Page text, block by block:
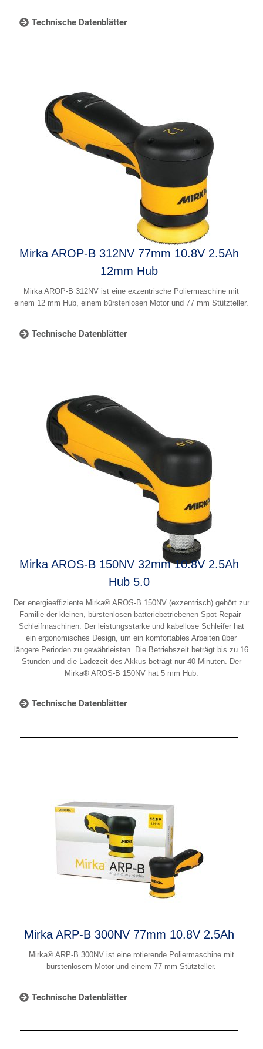
Technische Datenblätter
Mirka AROP-B 312NV 77mm 10.8V 2.5Ah
12mm Hub
Mirka AROP-B 312NV ist eine exzentrische Poliermaschine mit
einem 12 mm Hub, einem bürstenlosen Motor und 77 mm Stützteller.
Technische Datenblätter
Mirka AROS-B 150NV 32mm 10.8V 2.5Ah
Hub 5.0
Der energieeffiziente Mirka® AROS-B 150NV (exzentrisch) gehört zur
Familie der kleinen, bürstenlosen batteriebetriebenen Spot-Repair-
Schleifmaschinen. Der leistungsstarke und kabellose Schleifer hat
ein ergonomisches Design, um ein komfortables Arbeiten über
längere Perioden zu gewährleisten. Die Betriebszeit beträgt bis zu 16
Stunden und die Ladezeit des Akkus beträgt nur 40 Minuten. Der
Mirka® AROS-B 150NV hat 5 mm Hub.
Technische Datenblätter
Mirka ARP-B 300NV 77mm 10.8V 2.5Ah
Mirka® ARP-B 300NV ist eine rotierende Poliermaschine mit
bürstenlosem Motor und einem 77 mm Stützteller.
Technische Datenblätter